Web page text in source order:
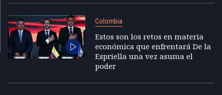
Colombia
Estos son los retos en materia
económica que enfrentará De la
Espriella una vez asuma el
poder